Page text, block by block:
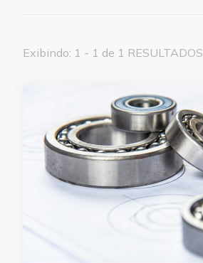
Exibindo: 1 - 1 de 1 RESULTADOS